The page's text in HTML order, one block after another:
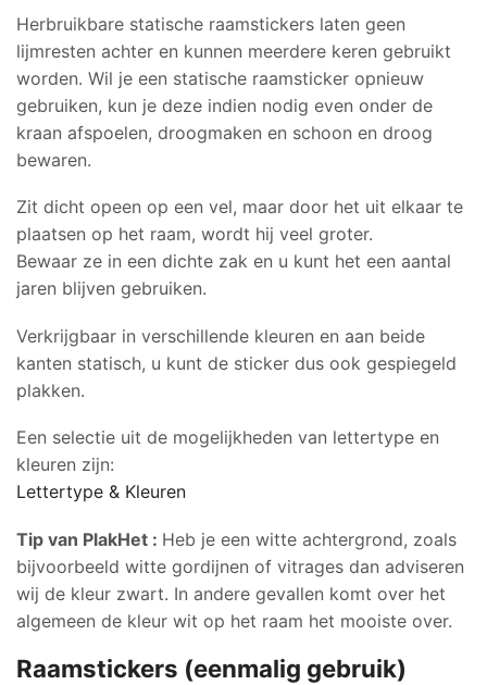
Herbruikbare statische raamstickers laten geen
lijmresten achter en kunnen meerdere keren gebruikt
worden. Wil je een statische raamsticker opnieuw
gebruiken, kun je deze indien nodig even onder de
kraan afspoelen, droogmaken en schoon en droog
bewaren.
Zit dicht opeen op een vel, maar door het uit elkaar te
plaatsen op het raam, wordt hij veel groter.
Bewaar ze in een dichte zak en u kunt het een aantal
jaren blijven gebruiken.
Verkrijgbaar in verschillende kleuren en aan beide
kanten statisch, u kunt de sticker dus ook gespiegeld
plakken.
Een selectie uit de mogelijkheden van lettertype en
kleuren zijn:
Lettertype & Kleuren
Tip van PlakHet : Heb je een witte achtergrond, zoals
bijvoorbeeld witte gordijnen of vitrages dan adviseren
wij de kleur zwart. In andere gevallen komt over het
algemeen de kleur wit op het raam het mooiste over.
Raamstickers (eenmalig gebruik)